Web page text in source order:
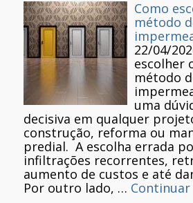
Como
método
22/04/
escolher
método
uma
decisiva em qualquer
construção, reforma ou
predial. A escolha errada
infiltrações recorrentes,
aumento de custos e até
Por outro lado, … Continuar